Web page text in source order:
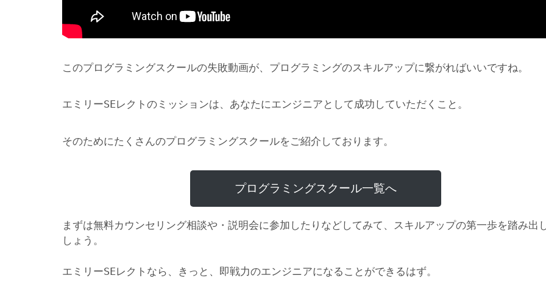
このプログラミングスクールの失敗動画が、プログラミングのスキルアップに繋がればいいですね。
エミリーSEレクトのミッションは、あなたにエンジニアとして成功していただくこと。
そのためにたくさんのプログラミングスクールをご紹介しております。
プログラミングスクール一覧へ
まずは無料カウンセリング相談や・説明会に参加したりなどしてみて、スキルアップの第一歩を踏み出
しょう。
エミリーSEレクトなら、きっと、即戦力のエンジニアになることができるはず。